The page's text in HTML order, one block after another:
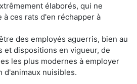
élaborés, qui ne
à ces rats d'en réchapper à
des employés aguerris, bien au
et dispositions en vigueur, de
les plus modernes à employer
d'animaux nuisibles.